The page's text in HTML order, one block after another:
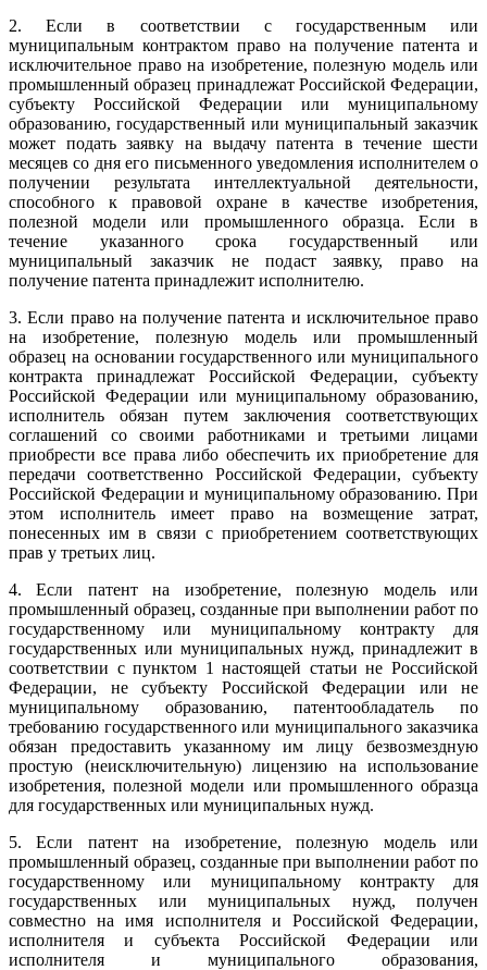
2. Если в соответствии с государственным или
муниципальным контрактом право на получение патента и
исключительное право на изобретение, полезную модель или
промышленный образец принадлежат Российской Федерации,
субъекту Российской Федерации или муниципальному
образованию, государственный или муниципальный заказчик
может подать заявку на выдачу патента в течение шести
месяцев со дня его письменного уведомления исполнителем о
получении результата интеллектуальной деятельности,
способного к правовой охране в качестве изобретения,
полезной модели или промышленного образца. Если в
течение указанного срока государственный или
муниципальный заказчик не подаст заявку, право на
получение патента принадлежит исполнителю.
3. Если право на получение патента и исключительное право
на изобретение, полезную модель или промышленный
образец на основании государственного или муниципального
контракта принадлежат Российской Федерации, субъекту
Российской Федерации или муниципальному образованию,
исполнитель обязан путем заключения соответствующих
соглашений со своими работниками и третьими лицами
приобрести все права либо обеспечить их приобретение для
передачи соответственно Российской Федерации, субъекту
Российской Федерации и муниципальному образованию. При
этом исполнитель имеет право на возмещение затрат,
понесенных им в связи с приобретением соответствующих
прав у третьих лиц.
4. Если патент на изобретение, полезную модель или
промышленный образец, созданные при выполнении работ по
государственному или муниципальному контракту для
государственных или муниципальных нужд, принадлежит в
соответствии с пунктом 1 настоящей статьи не Российской
Федерации, не субъекту Российской Федерации или не
муниципальному образованию, патентообладатель по
требованию государственного или муниципального заказчика
обязан предоставить указанному им лицу безвозмездную
простую (неисключительную) лицензию на использование
изобретения, полезной модели или промышленного образца
для государственных или муниципальных нужд.
5. Если патент на изобретение, полезную модель или
промышленный образец, созданные при выполнении работ по
государственному или муниципальному контракту для
государственных или муниципальных нужд, получен
совместно на имя исполнителя и Российской Федерации,
исполнителя и субъекта Российской Федерации или
исполнителя и муниципального образования,